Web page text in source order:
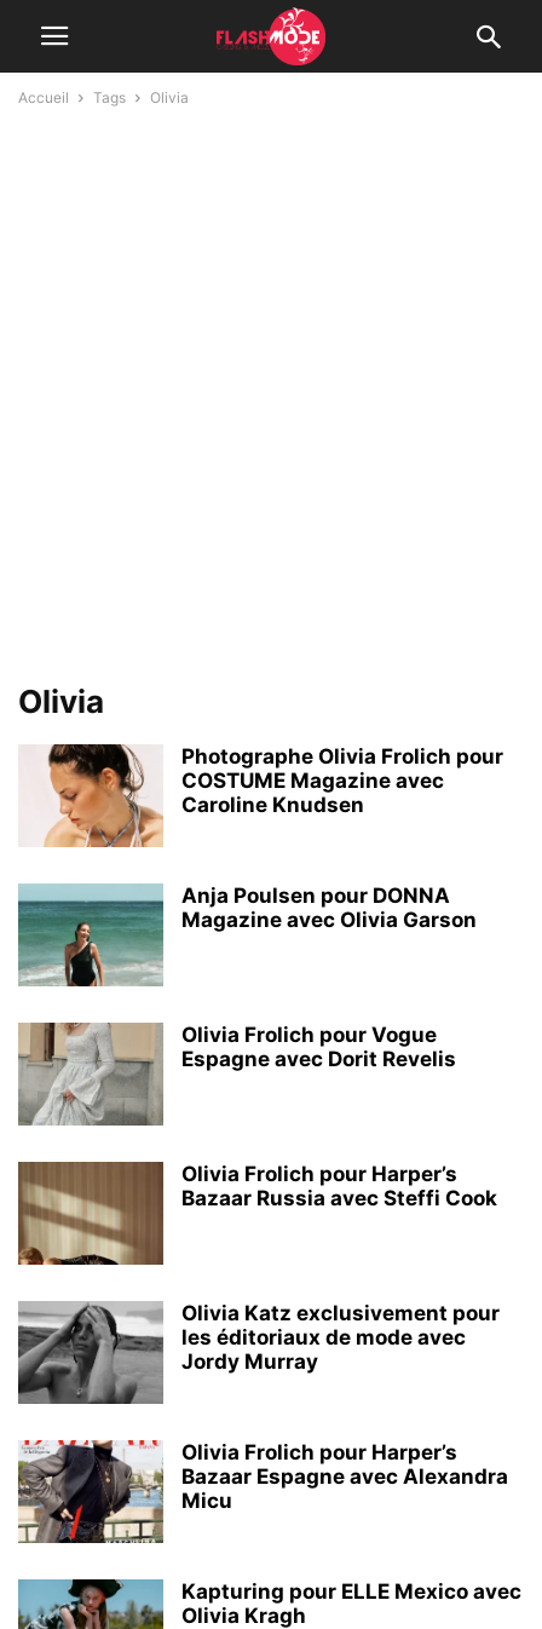
Accueil Tags Olivia
Olivia
Photographe Olivia Frolich pour
COSTUME Magazine avec
Caroline Knudsen
Anja Poulsen pour DONNA
Magazine avec Olivia Garson
Olivia Frolich pour Vogue
Espagne avec Dorit Revelis
Olivia Frolich pour Harper’s
Bazaar Russia avec Steffi Cook
Olivia Katz exclusivement pour
les éditoriaux de mode avec
Jordy Murray
Olivia Frolich pour Harper’s
Bazaar Espagne avec Alexandra
Micu
Kapturing pour ELLE Mexico avec
Olivia Kragh